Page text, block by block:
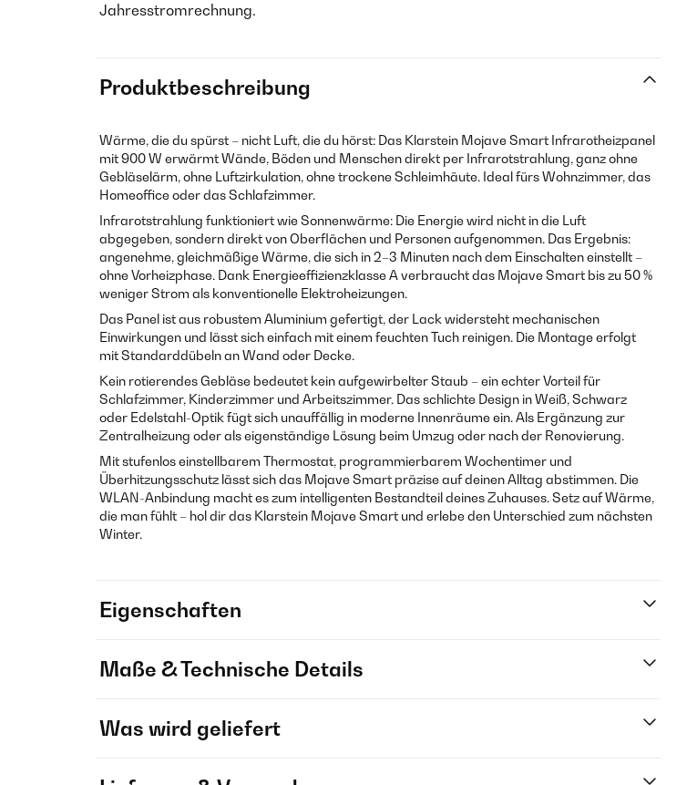
Jahresstromrechnung.
Produktbeschreibung
Wärme, die du spürst – nicht Luft, die du hörst: Das Klarstein Mojave Smart Infrarotheizpanel
mit 900 W erwärmt Wände, Böden und Menschen direkt per Infrarotstrahlung, ganz ohne
Gebläselärm, ohne Luftzirkulation, ohne trockene Schleimhäute. Ideal fürs Wohnzimmer, das
Homeoffice oder das Schlafzimmer.
Infrarotstrahlung funktioniert wie Sonnenwärme: Die Energie wird nicht in die Luft
abgegeben, sondern direkt von Oberflächen und Personen aufgenommen. Das Ergebnis:
angenehme, gleichmäßige Wärme, die sich in 2–3 Minuten nach dem Einschalten einstellt –
ohne Vorheizphase. Dank Energieeffizienzklasse A verbraucht das Mojave Smart bis zu 50 %
weniger Strom als konventionelle Elektroheizungen.
Das Panel ist aus robustem Aluminium gefertigt, der Lack widersteht mechanischen
Einwirkungen und lässt sich einfach mit einem feuchten Tuch reinigen. Die Montage erfolgt
mit Standarddübeln an Wand oder Decke.
Kein rotierendes Gebläse bedeutet kein aufgewirbelter Staub – ein echter Vorteil für
Schlafzimmer, Kinderzimmer und Arbeitszimmer. Das schlichte Design in Weiß, Schwarz
oder Edelstahl-Optik fügt sich unauffällig in moderne Innenräume ein. Als Ergänzung zur
Zentralheizung oder als eigenständige Lösung beim Umzug oder nach der Renovierung.
Mit stufenlos einstellbarem Thermostat, programmierbarem Wochentimer und
Überhitzungsschutz lässt sich das Mojave Smart präzise auf deinen Alltag abstimmen. Die
WLAN-Anbindung macht es zum intelligenten Bestandteil deines Zuhauses. Setz auf Wärme,
die man fühlt – hol dir das Klarstein Mojave Smart und erlebe den Unterschied zum nächsten
Winter.
Eigenschaften
Maße & Technische Details
Was wird geliefert